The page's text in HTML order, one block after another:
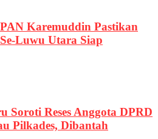
Karemuddin Pastikan
Luwu Utara Siap
Soroti Reses Anggota DPRD
Pilkades, Dibantah